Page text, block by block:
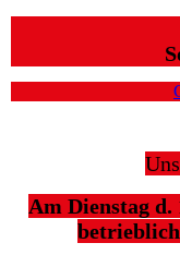
Am Dienstag d.